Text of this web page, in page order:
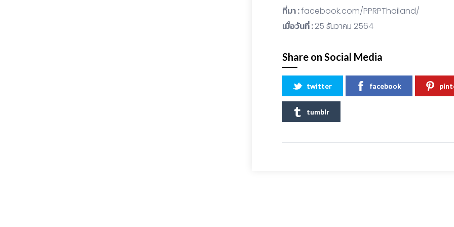
ที่มา :facebook.com/PPRPThailand/
เมื่อวันที่ :25 ธันวาคม 2564
Share on Social Media
twitter facebook
tumblr